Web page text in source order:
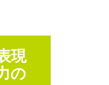
現
の